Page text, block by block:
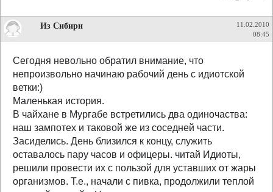
Из Сибири
11.02.2010
08:45
Сегодня невольно обратил внимание, что
непроизвольно начинаю рабочий день с идиотской
ветки:)
Маленькая история.
В чайхане в Мургабе встретились два одиночаства:
наш зампотех и таковой же из соседней части.
Засиделись. День близился к концу, служить
оставалось пару часов и офицеры. читай Идиоты,
решили провести их с пользой для уставших от жары
организмов. Т.е., начали с пивка, продолжили теплой